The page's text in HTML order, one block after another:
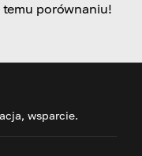
temu porównaniu!
wsparcie.